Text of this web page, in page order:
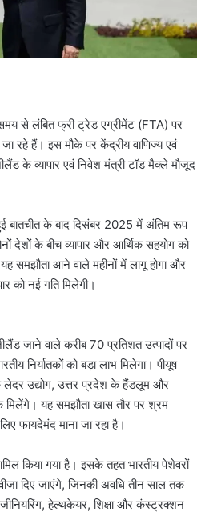
से लंबित फ्री ट्रेड एग्रीमेंट (FTA) पर
रहे हैं। इस मौके पर केंद्रीय वाणिज्य एवं
के व्यापार एवं निवेश मंत्री टॉड मैक्ले मौजूद
बातचीत के बाद दिसंबर 2025 में अंतिम रूप
देशों के बीच व्यापार और आर्थिक सहयोग को
समझौता आने वाले महीनों में लागू होगा और
को नई गति मिलेगी।
जाने वाले करीब 70 प्रतिशत उत्पादों पर
निर्यातकों को बड़ा लाभ मिलेगा। पीयूष
उद्योग, उत्तर प्रदेश के हैंडलूम और
मिलेंगे। यह समझौता खास तौर पर श्रम
फायदेमंद माना जा रहा है।
किया गया है। इसके तहत भारतीय पेशेवरों
दिए जाएंगे, जिनकी अवधि तीन साल तक
हेल्थकेयर, शिक्षा और कंस्ट्रक्शन